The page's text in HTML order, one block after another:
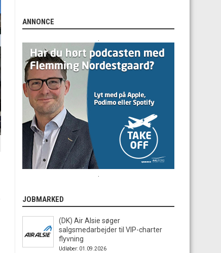
ANNONCE
JOBMARKED
(DK) Air Alsie søger
salgsmedarbejder til VIP-charter
flyvning
Udløber: 01.09.2026